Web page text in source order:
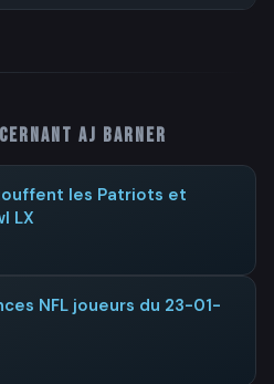
AJ Barner
les Patriots et
LX
NFL joueurs du 23-01-